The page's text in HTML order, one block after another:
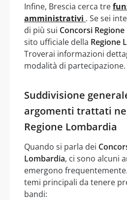
Infine, Brescia cerca tre
amministrativi . Se sei
di più sui Concorsi
sito ufficiale della Regione
Troverai informazioni
modalità di partecipazione.
Suddivisione
argomenti trattati
Regione Lombardia
Quando si parla dei
Lombardia, ci sono alcuni
emergono
temi principali da tenere
bandi: